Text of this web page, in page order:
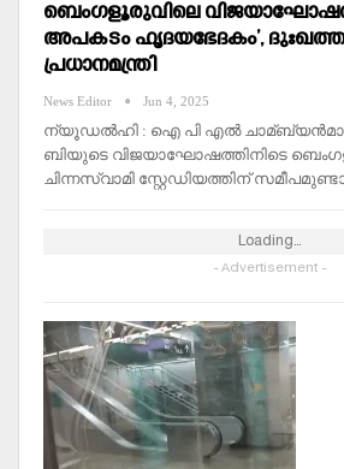
ബെംഗളൂരുവിലെ
അപകടം ഹൃദയഭേദകം’,
പ്രധാനമന്ത്രി
News Editor Jun 4, 2025
ന്യൂഡല്‍ഹി : ഐ പി എല്‍
ബിയുടെ വിജയാഘോഷത്തിനിടെ
ചിന്നസ്വാമി സ്റ്റേഡിയത്തിന്
Loading...
- Advertisement -